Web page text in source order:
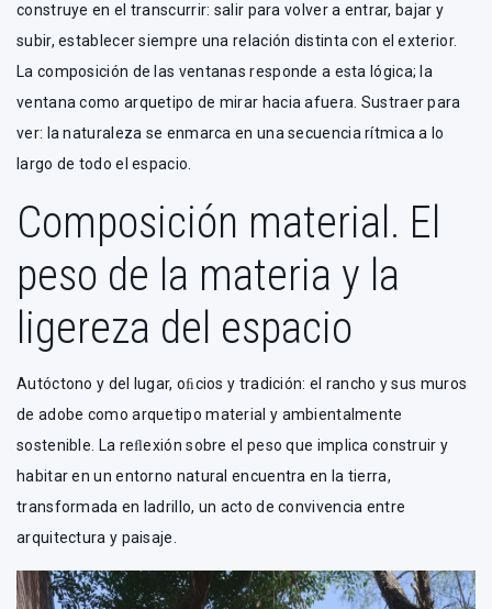
construye en el transcurrir: salir para volver a entrar, bajar y
subir, establecer siempre una relación distinta con el exterior.
La composición de las ventanas responde a esta lógica; la
ventana como arquetipo de mirar hacia afuera. Sustraer para
ver: la naturaleza se enmarca en una secuencia rítmica a lo
largo de todo el espacio.
Composición material. El
peso de la materia y la
ligereza del espacio
Autóctono y del lugar, oﬁcios y tradición: el rancho y sus muros
de adobe como arquetipo material y ambientalmente
sostenible. La reﬂexión sobre el peso que implica construir y
habitar en un entorno natural encuentra en la tierra,
transformada en ladrillo, un acto de convivencia entre
arquitectura y paisaje.